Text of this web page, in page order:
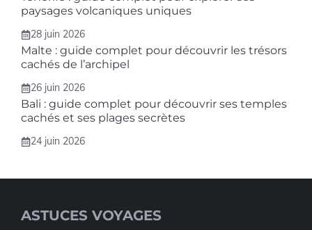
paysages volcaniques uniques
28 juin 2026
Malte : guide complet pour découvrir les trésors
cachés de l’archipel
26 juin 2026
Bali : guide complet pour découvrir ses temples
cachés et ses plages secrètes
24 juin 2026
ASTUCES VOYAGES